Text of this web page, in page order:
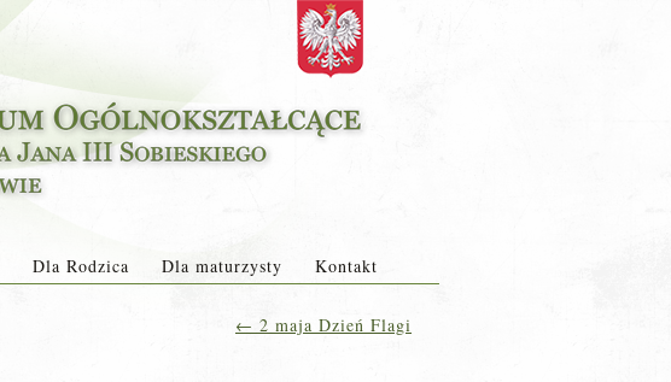
Dla Rodzica Dla maturzysty Kontakt
← 2 maja Dzień Flagi